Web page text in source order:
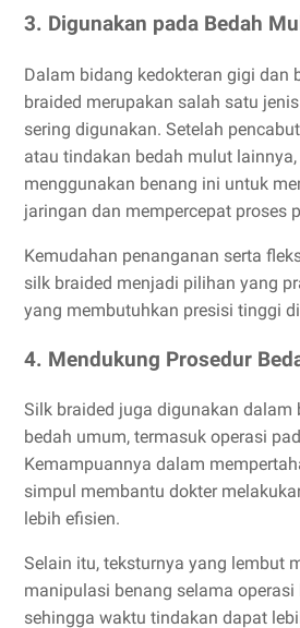
3. Digunakan pada Bedah
Dalam bidang kedokteran gigi dan
braided merupakan salah satu
sering digunakan. Setelah
atau tindakan bedah mulut
menggunakan benang ini untuk
jaringan dan mempercepat proses
Kemudahan penanganan serta
silk braided menjadi pilihan yang
yang membutuhkan presisi tinggi
4. Mendukung Prosedur
Silk braided juga digunakan dalam
bedah umum, termasuk operasi
Kemampuannya dalam
simpul membantu dokter
lebih efisien.
Selain itu, teksturnya yang lembut
manipulasi benang selama operasi
sehingga waktu tindakan dapat